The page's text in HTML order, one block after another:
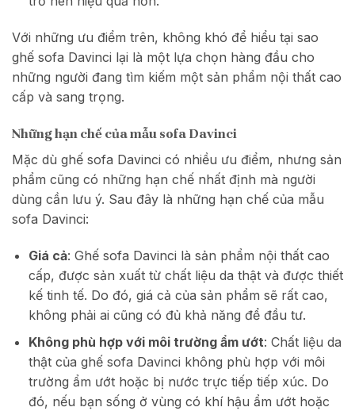
Với những ưu điểm trên, không khó để hiểu tại sao
ghế sofa Davinci lại là một lựa chọn hàng đầu cho
những người đang tìm kiếm một sản phẩm nội thất cao
cấp và sang trọng.
Những hạn chế của mẫu sofa Davinci
Mặc dù ghế sofa Davinci có nhiều ưu điểm, nhưng sản
phẩm cũng có những hạn chế nhất định mà người
dùng cần lưu ý. Sau đây là những hạn chế của mẫu
sofa Davinci:
Giá cả: Ghế sofa Davinci là sản phẩm nội thất cao
cấp, được sản xuất từ chất liệu da thật và được thiết
kế tinh tế. Do đó, giá cả của sản phẩm sẽ rất cao,
không phải ai cũng có đủ khả năng để đầu tư.
Không phù hợp với môi trường ẩm ướt: Chất liệu da
thật của ghế sofa Davinci không phù hợp với môi
trường ẩm ướt hoặc bị nước trực tiếp tiếp xúc. Do
đó, nếu bạn sống ở vùng có khí hậu ẩm ướt hoặc